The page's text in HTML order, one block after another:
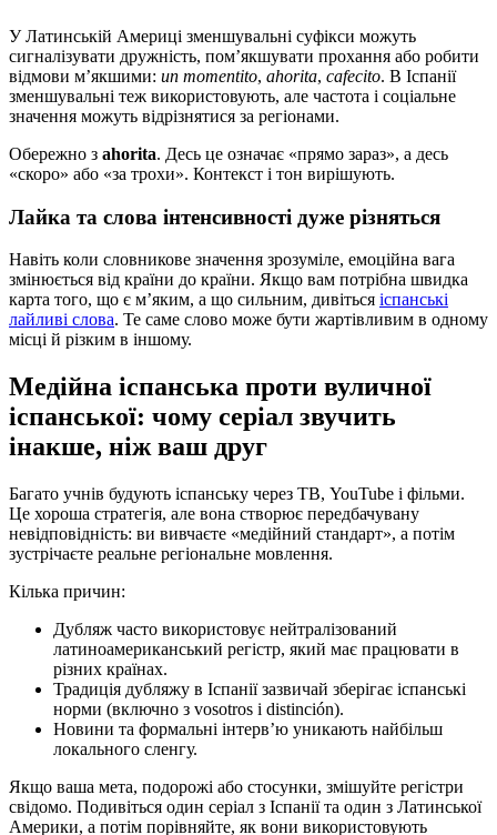
У Латинській Америці зменшувальні суфікси можуть
сигналізувати дружність, пом’якшувати прохання або робити
відмови м’якшими: un momentito, ahorita, cafecito. В Іспанії
зменшувальні теж використовують, але частота і соціальне
значення можуть відрізнятися за регіонами.
Обережно з ahorita. Десь це означає «прямо зараз», а десь
«скоро» або «за трохи». Контекст і тон вирішують.
Лайка та слова інтенсивності дуже різняться
Навіть коли словникове значення зрозуміле, емоційна вага
змінюється від країни до країни. Якщо вам потрібна швидка
карта того, що є м’яким, а що сильним, дивіться іспанські
лайливі слова. Те саме слово може бути жартівливим в одному
місці й різким в іншому.
Медійна іспанська проти вуличної
іспанської: чому серіал звучить
інакше, ніж ваш друг
Багато учнів будують іспанську через ТВ, YouTube і фільми.
Це хороша стратегія, але вона створює передбачувану
невідповідність: ви вивчаєте «медійний стандарт», а потім
зустрічаєте реальне регіональне мовлення.
Кілька причин:
Дубляж часто використовує нейтралізований
латиноамериканський регістр, який має працювати в
різних країнах.
Традиція дубляжу в Іспанії зазвичай зберігає іспанські
норми (включно з vosotros і distinción).
Новини та формальні інтерв’ю уникають найбільш
локального сленгу.
Якщо ваша мета, подорожі або стосунки, змішуйте регістри
свідомо. Подивіться один серіал з Іспанії та один з Латинської
Америки, а потім порівняйте, як вони використовують